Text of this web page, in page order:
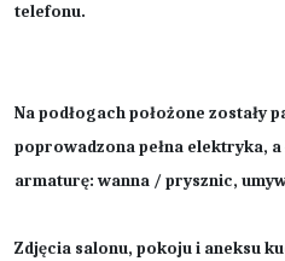
telefonu.
Na podłogach położone zostały
poprowadzona pełna elektryka, a
armaturę: wanna / prysznic,
Zdjęcia salonu, pokoju i aneksu